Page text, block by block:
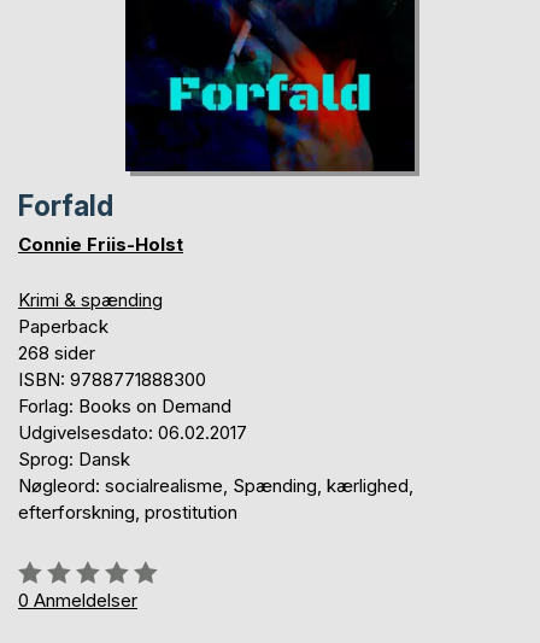
Forfald
Connie Friis-Holst
Krimi & spænding
Paperback
268 sider
ISBN: 9788771888300
Forlag: Books on Demand
Udgivelsesdato: 06.02.2017
Sprog: Dansk
Nøgleord: socialrealisme, Spænding, kærlighed,
efterforskning, prostitution
Anmeldelse::
0%
0 Anmeldelser